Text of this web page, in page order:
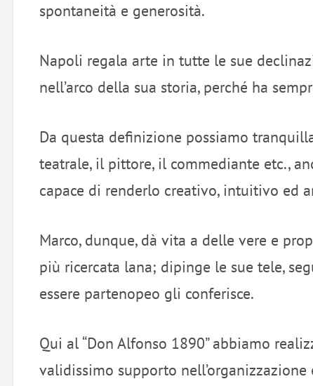
spontaneità e generosità.
Napoli regala arte in tutte le sue
nell’arco della sua storia, perché ha
Da questa definizione possiamo
teatrale, il pittore, il commediante etc.,
capace di renderlo creativo, intuitivo ed
Marco, dunque, dà vita a delle vere e
più ricercata lana; dipinge le sue tele,
essere partenopeo gli conferisce.
Qui al “Don Alfonso 1890” abbiamo
validissimo supporto